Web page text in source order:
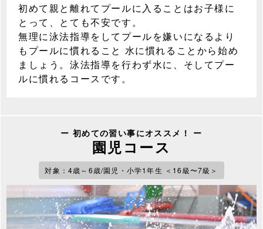
初めて親と離れてプールに入ることはお子様に
とって、とても不安です。
無理に泳法指導をしてプールを嫌いになるより
もプールに慣れること 水に慣れることから始め
ましょう。泳法指導を行わず水に、そしてプー
ルに慣れるコースです。
ー 初めての習い事にオススメ！ ー
園児コース
対象：4歳～6歳/園児・小学1年生 ＜16級〜7級＞